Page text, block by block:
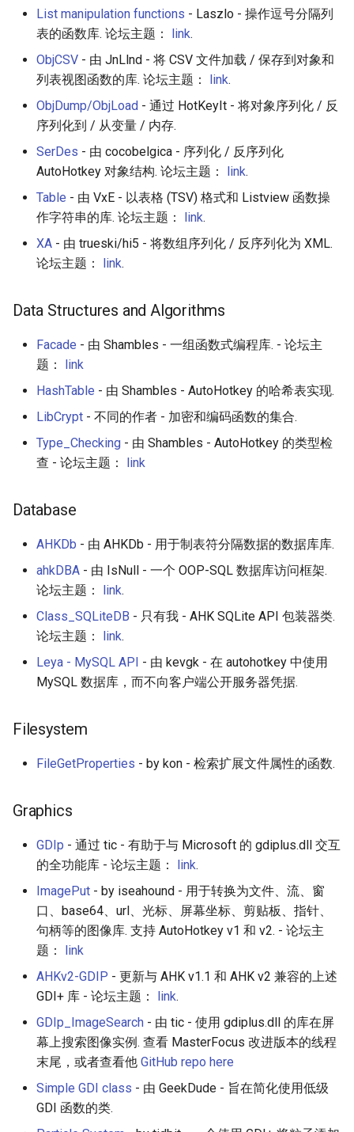
Amazon Alexa
DigitalOcean
Home Assistant
Clipboard
Filesystem
GUI
Maths
Mouse
Typing
Tools
Debugging
Integrated Development
Environment
GUI WYSIWYG Builders
Script Recorders and
Writers
Web Syntax Highlighters
languages
Tutorials
Classes
COM
GUI
Resources
Documentation
Books
jQuery 内容
Web Audio
静态网站服务
Cycle.js
Text Editing
Motion UI Design
Aurelia
Ionic Framework 2
PostCSS
Service Workers
Progressive Web Apps
choo
Ant Design
Less
WebGL
Preact
Progressive Enhancement
Next.js
Hyperapp
Transit
研究工具
社交媒体分享链接
微服务
Unicode
Unicode 内容
Tools for Activism
TAP
Hacking Spots
Vorpal
Vulkan
LaTeX
Bots
Site Reliability Engineering
Empathy in Engineering
DTrace
Userscripts
Pokémon
ChatOps
List manipulation functions - Laszlo - 操作逗号分隔列
表的函数库. 论坛主题： link.
ObjCSV - 由 JnLlnd - 将 CSV 文件加载 / 保存到对象和
列表视图函数的库. 论坛主题： link.
ObjDump/ObjLoad - 通过 HotKeyIt - 将对象序列化 / 反
序列化到 / 从变量 / 内存.
SerDes - 由 cocobelgica - 序列化 / 反序列化
AutoHotkey 对象结构. 论坛主题： link.
Table - 由 VxE - 以表格 (TSV) 格式和 Listview 函数操
作字符串的库. 论坛主题： link.
XA - 由 trueski/hi5 - 将数组序列化 / 反序列化为 XML.
论坛主题： link.
Data Structures and Algorithms
Facade - 由 Shambles - 一组函数式编程库. - 论坛主
题： link
HashTable - 由 Shambles - AutoHotkey 的哈希表实现.
LibCrypt - 不同的作者 - 加密和编码函数的集合.
Type_Checking - 由 Shambles - AutoHotkey 的类型检
查 - 论坛主题： link
Database
AHKDb - 由 AHKDb - 用于制表符分隔数据的数据库库.
ahkDBA - 由 IsNull - 一个 OOP-SQL 数据库访问框架.
论坛主题： link.
Class_SQLiteDB - 只有我 - AHK SQLite API 包装器类.
论坛主题： link.
Leya - MySQL API - 由 kevgk - 在 autohotkey 中使用
MySQL 数据库，而不向客户端公开服务器凭据.
Filesystem
FileGetProperties - by kon - 检索扩展文件属性的函数.
Graphics
GDIp - 通过 tic - 有助于与 Microsoft 的 gdiplus.dll 交互
的全功能库 - 论坛主题： link.
ImagePut - by iseahound - 用于转换为文件、流、窗
口、base64、url、光标、屏幕坐标、剪贴板、指针、
句柄等的图像库. 支持 AutoHotkey v1 和 v2. - 论坛主
题： link
AHKv2-GDIP - 更新与 AHK v1.1 和 AHK v2 兼容的上述
GDI+ 库 - 论坛主题： link.
GDIp_ImageSearch - 由 tic - 使用 gdiplus.dll 的库在屏
幕上搜索图像实例. 查看 MasterFocus 改进版本的线程
末尾，或者查看他 GitHub repo here
Simple GDI class - 由 GeekDude - 旨在简化使用低级
GDI 函数的类.